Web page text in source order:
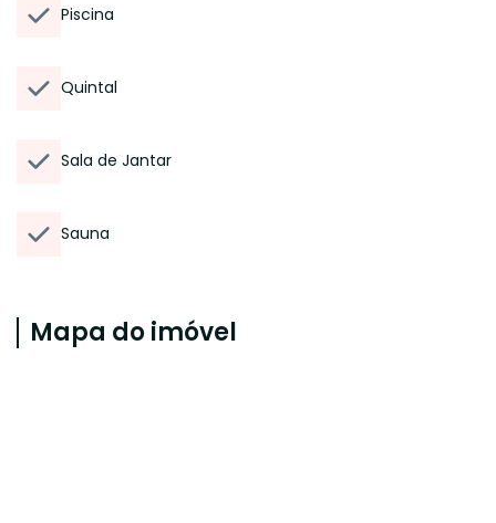
Piscina
Quintal
Sala de Jantar
Sauna
Mapa do imóvel